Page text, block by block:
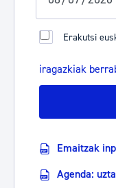
Erakutsi
iragazkiak
Emaitzak
Agenda: